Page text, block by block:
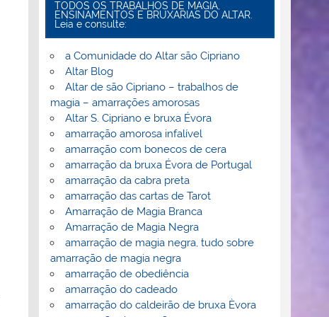
TODOS OS TRABALHOS DE MAGIA,
ENSINAMENTOS E BRUXARIAS DO ALTAR.
Leia e consulte:
a Comunidade do Altar são Cipriano
Altar Blog
Altar de são Cipriano – trabalhos de
magia – amarrações amorosas
Altar S. Cipriano e bruxa Évora
amarração amorosa infalível
amarração com bonecos de cera
amarração da bruxa Évora de Portugal
amarração da cabra preta
amarração das cartas de Tarot
Amarração de Magia Branca
Amarração de Magia Negra
amarração de magia negra, tudo sobre
amarração de magia negra
amarração de obediência
amarração do cadeado
amarração do caldeirão de bruxa Èvora